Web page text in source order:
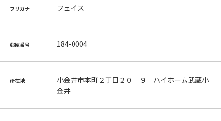
フリガナ フェイス
郵便番号 184-0004
所在地
小金井市本町２丁目２０－９ ハイホーム武蔵小
金井